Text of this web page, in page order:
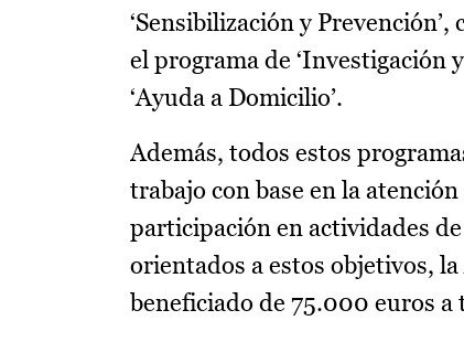
‘Sensibilización y
el programa de ‘Investigación
‘Ayuda a Domicilio’.
Además, todos estos
trabajo con base en la
participación en actividades
orientados a estos objetivos,
beneficiado de 75.000 euros a